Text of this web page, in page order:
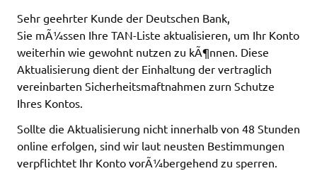
Sehr geehrter Kunde der Deutschen Bank,
Sie mÃ¼ssen Ihre TAN-Liste aktualisieren, um Ihr Konto
weiterhin wie gewohnt nutzen zu kÃ¶nnen. Diese
Aktualisierung dient der Einhaltung der vertraglich
vereinbarten Sicherheitsmaftnahmen zurn Schutze
Ihres Kontos.
Sollte die Aktualisierung nicht innerhalb von 48 Stunden
online erfolgen, sind wir laut neusten Bestimmungen
verpflichtet Ihr Konto vorÃ¼bergehend zu sperren.